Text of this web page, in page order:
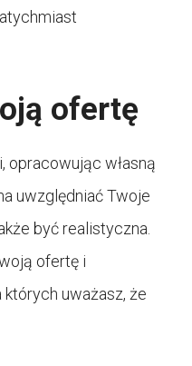
ofertę
opracowując własną
uwzględniać Twoje
być realistyczna.
ofertę i
uważasz, że